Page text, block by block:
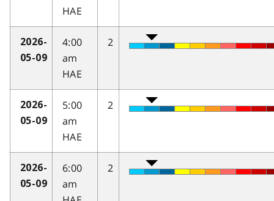
HAE
2026-
05-09
4:00
am
HAE
2
2026-
05-09
5:00
am
HAE
2
2026-
05-09
6:00
am
2